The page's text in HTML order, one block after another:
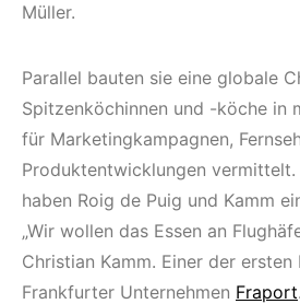
Müller.
Parallel bauten sie eine globale
Spitzenköchinnen und -köche in
für Marketingkampagnen,
Produktentwicklungen vermittelt.
haben Roig de Puig und Kamm
„Wir wollen das Essen an
Christian Kamm. Einer der
Frankfurter Unternehmen Fraport.